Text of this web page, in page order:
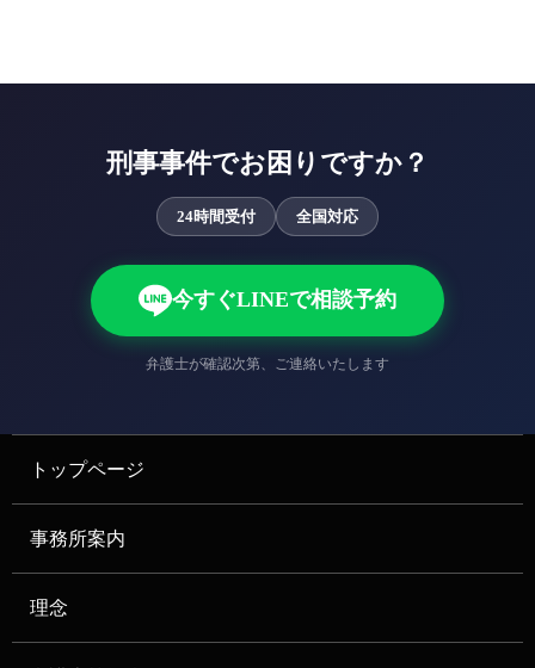
刑事事件でお困りですか？
24時間受付 全国対応
今すぐLINEで相談予約
弁護士が確認次第、ご連絡いたします
トップページ
事務所案内
理念